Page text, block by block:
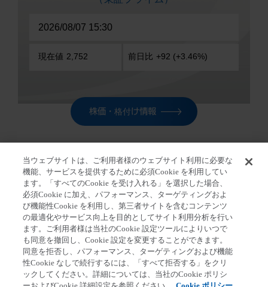
ホーム > 株主・投資家の皆さま > IR ニュース >
通信Vol.21」をウェブサイトに掲載しました
株価・格付け情報
第一三共個人情報保護方針 クッキーポリシー
ソーシャルメディアポリシー ご利用条件
当ウェブサイトは、ご利用者様のウェブサイト利用に必要な
機能、サービスを提供するために必須Cookie を利用してい
ます。「すべてのCookie を受け入れる」を選択した場合、
必須Cookie に加え、パフォーマンス、ターゲティングおよ
び機能性Cookie を利用し、第三者サイトを含むコンテンツ
の最適化やサービス向上を目的としてサイト利用分析を行い
ます。ご利用者様は当社のCookie 設定ツールによりいつで
も同意を撤回し、Cookie 設定を変更することができます。
同意を拒否し、パフォーマンス、ターゲティングおよび機能
性Cookie なしで続行するには、「すべて拒否する」をクリ
ックしてください。詳細については、当社のCookie ポリシ